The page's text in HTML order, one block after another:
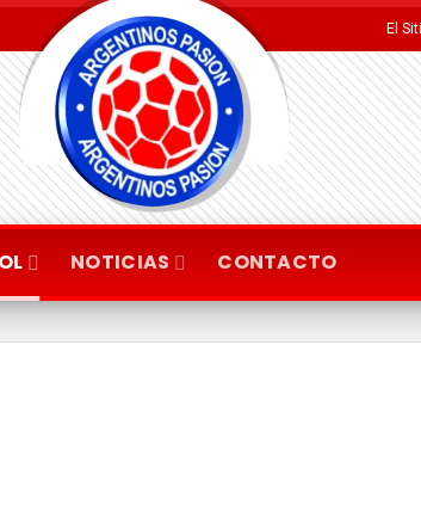
El
NOTICIAS CONTACTO